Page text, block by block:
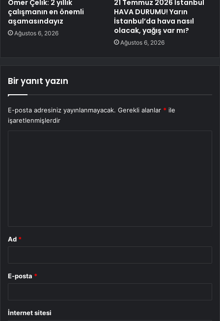
Ömer Çelik: 2 yıllık
çalışmanın en önemli
aşamasındayız
Ağustos 6, 2026
21 Temmuz 2026 İstanbul
HAVA DURUMU! Yarın
İstanbul’da hava nasıl
olacak, yağış var mı?
Ağustos 6, 2026
Bir yanıt yazın
E-posta adresiniz yayınlanmayacak. Gerekli alanlar * ile
işaretlenmişlerdir
Ad *
E-posta *
İnternet sitesi